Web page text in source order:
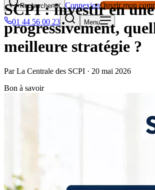
Rechercher⌘K ConnexionOuvrir mon
01 44 56 00 23
Menu
SCPI : investir en
progressivement,
meilleure stratégie ?
Par La Centrale des SCPI · 20 mai 2026
Bon à savoir